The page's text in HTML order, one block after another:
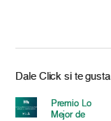
Dale Click si te gusta
Premio Lo
Mejor de